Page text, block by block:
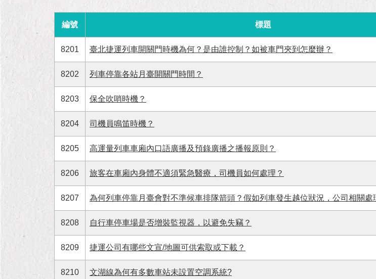
編號 標題
8201 臺北捷運列車開關門時機為何？是由誰控制？如被車門夾到怎麼辦？
8202 列車停靠各站月臺開關門時間？
8203 保全吹哨時機？
8204 司機員鳴笛時機？
8205 高運量列車車廂內口語廣播及預錄廣播之播報原則？
8206 旅客在車廂內身體不適須緊急醫療，司機員如何處理？
8207 為何列車停靠月臺會對不準候車排隊箭頭？假如列車發生越位狀況，公司相關處
8208 自行車停車場是否增裝監視器，以避免失竊？
8209 捷運公司有哪些文宣/地圖可供索取或下載？
8210 文湖線為何有多數車站未設置空調系統?